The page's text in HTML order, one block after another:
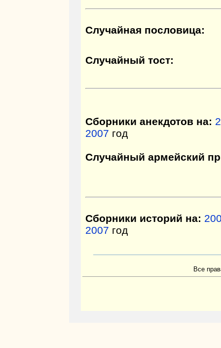
Случайная пословица:
Случайный тост:
Сборники анекдотов на:
2007 год
Случайный армейский
Сборники историй на:
2007 год
Все